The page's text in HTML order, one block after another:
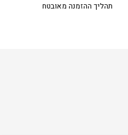
תהליך ההזמנה מאובטח